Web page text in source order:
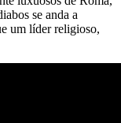
se anda a
um líder religioso,